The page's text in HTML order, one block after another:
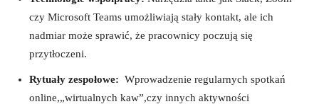
czy Microsoft⁣ Teams umożliwiają ​stały ​kontakt,​ ale ich
nadmiar może sprawić, że pracownicy poczują się
przytłoczeni.
Rytuały zespołowe: ​ Wprowadzenie ⁤regularnych spotkań
online,„wirtualnych kaw”,czy innych aktywności⁢